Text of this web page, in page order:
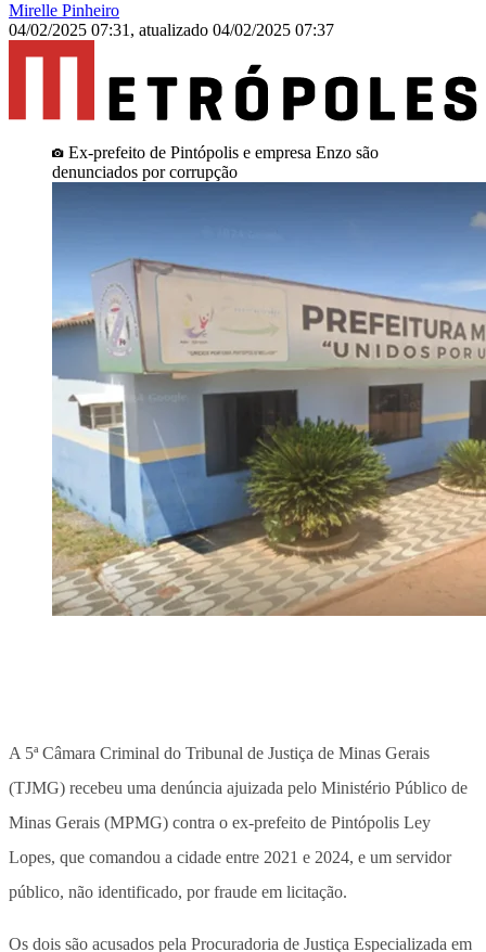
Mirelle Pinheiro
04/02/2025 07:31 , atualizado 04/02/2025 07:37
Ex-prefeito de Pintópolis e empresa Enzo são
denunciados por corrupção
A 5ª Câmara Criminal do Tribunal de Justiça de Minas Gerais
(TJMG) recebeu uma denúncia ajuizada pelo Ministério Público de
Minas Gerais (MPMG) contra o ex-prefeito de Pintópolis Ley
Lopes, que comandou a cidade entre 2021 e 2024, e um servidor
público, não identificado, por fraude em licitação.
Os dois são acusados pela Procuradoria de Justiça Especializada em